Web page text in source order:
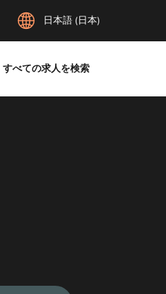
日本語 (日本)
すべての求人を検索